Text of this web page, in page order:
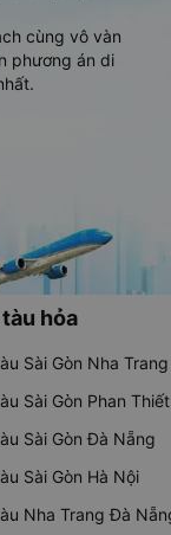
cùng vô vàn
phương án di
hỏa
Sài Gòn Nha Trang
Sài Gòn Phan Thiết
Sài Gòn Đà Nẵng
Sài Gòn Hà Nội
Nha Trang Đà